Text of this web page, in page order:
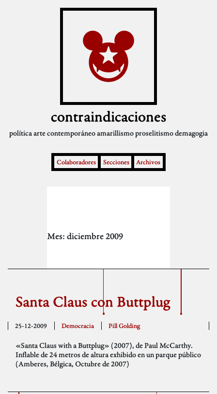
contraindicaciones
políticaarte contemporáneoamarillismoproselitismodemagogia
Colaboradores Secciones Archivos
Mes: diciembre 2009
Santa Claus con Buttplug
25-12-2009 Democracia Pill Golding
«Santa Claus with a Buttplug» (2007), de Paul McCarthy.
Inflable de 24 metros de altura exhibido en un parque público
(Amberes, Bélgica, Octubre de 2007)